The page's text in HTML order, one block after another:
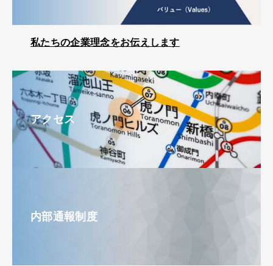
私たちの企業理念をお伝えします
アクセス
内部通報制度